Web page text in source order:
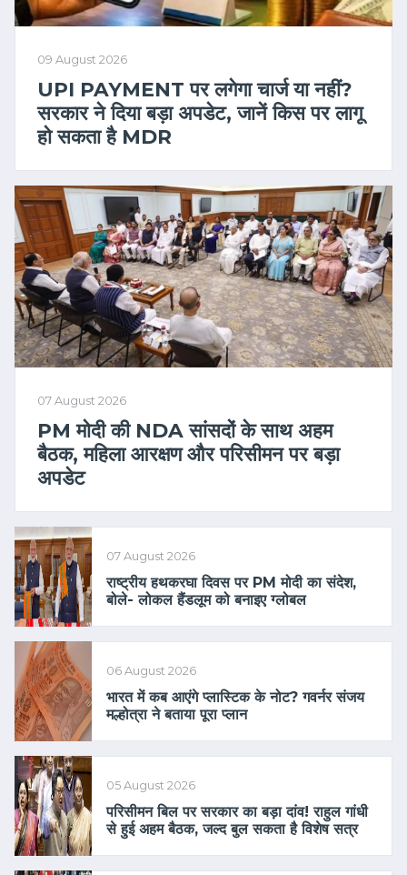
09 August 2026
UPI PAYMENT पर लगेगा चार्ज या नहीं?
सरकार ने दिया बड़ा अपडेट, जानें किस पर लागू
हो सकता है MDR
07 August 2026
PM मोदी की NDA सांसदों के साथ अहम
बैठक, महिला आरक्षण और परिसीमन पर बड़ा
अपडेट
07 August 2026
राष्ट्रीय हथकरघा दिवस पर PM मोदी का संदेश,
बोले- लोकल हैंडलूम को बनाइए ग्लोबल
06 August 2026
भारत में कब आएंगे प्लास्टिक के नोट? गवर्नर संजय
मल्होत्रा ने बताया पूरा प्लान
05 August 2026
परिसीमन बिल पर सरकार का बड़ा दांव! राहुल गांधी
से हुई अहम बैठक, जल्द बुल सकता है विशेष सत्र